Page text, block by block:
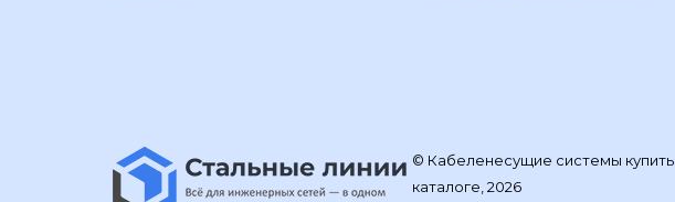
© Кабеленесущие системы
каталоге, 2026